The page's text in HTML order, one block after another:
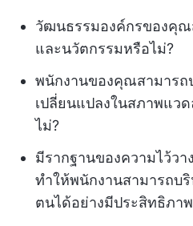
วัฒนธรรมองค์กรของคุณ
และนวัตกรรมหรือไม่?
พนักงานของคุณสามารถ
เปลี่ยนแปลงในสภาพแว
ไม่?
มีรากฐานของความไว้ว
ทำให้พนักงานสามารถบ
ตนได้อย่างมีประสิทธิภา